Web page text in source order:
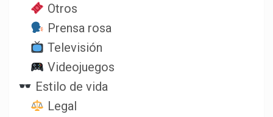
Otros
Prensa rosa
Televisión
Videojuegos
Estilo de vida
Legal